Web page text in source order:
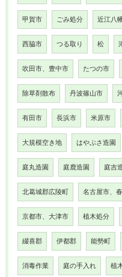
甲賀市 ごみ処分 近江八
西脇市 つる取り 松
吹田市、豊中市 たつの市
除草剤散布 丹波篠山市
有田市 長浜市 米原市
大規模空き地 はやぶさ造園
庭丸造園 庭鹿造園 庭吉
北葛城郡広陵町 名古屋市、
京都市、大津市 植木処分
綴喜郡 伊都郡 能勢町
消毒作業 庭の手入れ 植